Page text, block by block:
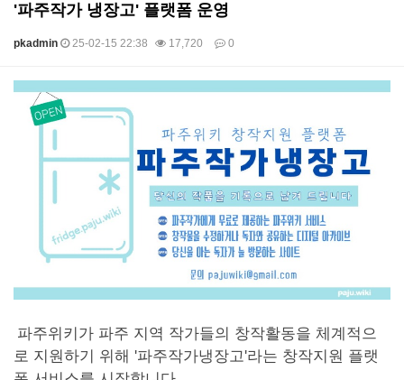
'파주작가 냉장고' 플랫폼 운영
pkadmin 25-02-15 22:38 17,720 0
파주위키가 파주 지역 작가들의 창작활동을 체계적으
로 지원하기 위해 '파주작가냉장고'라는 창작지원 플랫